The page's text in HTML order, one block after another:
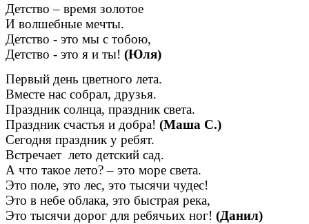
Детство – время золотое
И волшебные мечты.
Детство - это мы с тобою,
Детство - это я и ты! (Юля)
Первый день цветного лета.
Вместе нас собрал, друзья.
Праздник солнца, праздник света.
Праздник счастья и добра! (Маша С.)
Сегодня праздник у ребят.
Встречает лето детский сад.
А что такое лето? – это море света.
Это поле, это лес, это тысячи чудес!
Это в небе облака, это быстрая река,
Это тысячи дорог для ребячьих ног! (Данил)